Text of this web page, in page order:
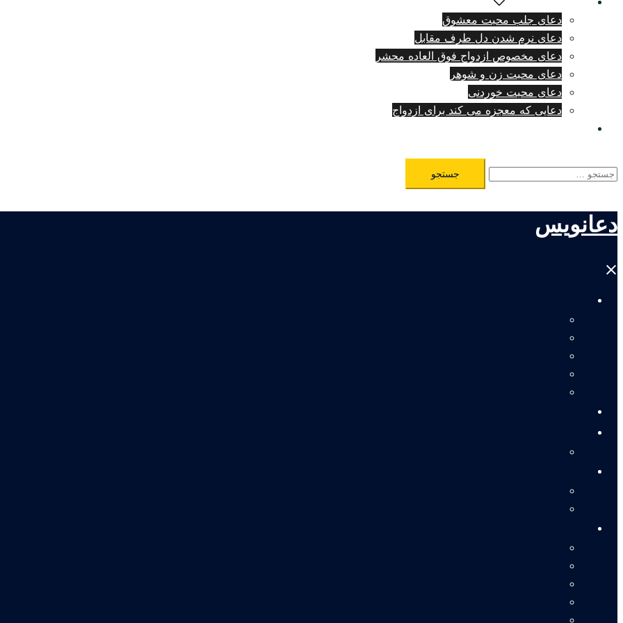
دعای جلب محبت معشوق
دعای نرم شدن دل طرف مقابل
دعای مخصوص ازدواج فوق العاده محشر
دعای محبت زن و شوهر
دعای محبت خوردنی
دعایی که معجزه می کند برای ازدواج
جستجو
برای:
دعانویس
Close